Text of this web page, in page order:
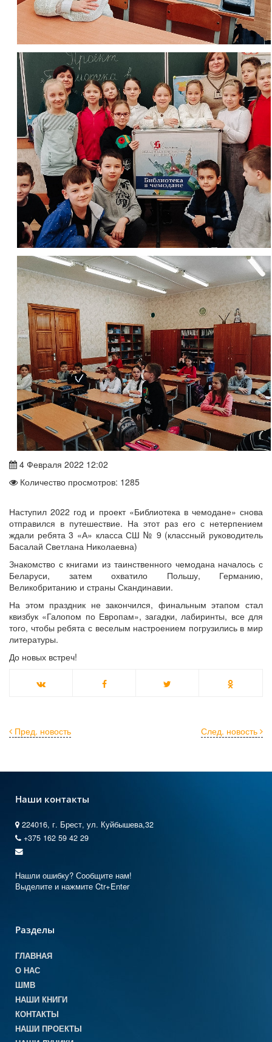
4 Февраля 2022 12:02
Количество просмотров: 1285
Наступил 2022 год и проект «Библиотека в чемодане» снова
отправился в путешествие. На этот раз его с нетерпением
ждали ребята 3 «А» класса СШ № 9 (классный руководитель
Басалай Светлана Николаевна)
Знакомство с книгами из таинственного чемодана началось с
Беларуси, затем охватило Польшу, Германию,
Великобританию и страны Скандинавии.
На этом праздник не закончился, финальным этапом стал
квизбук «Галопом по Европам», загадки, лабиринты, все для
того, чтобы ребята с веселым настроением погрузились в мир
литературы.
До новых встреч!
След. новость
Пред. новость
Наши контакты
224016, г. Брест, ул. Куйбышева,32
+375 162 59 42 29
Нашли ошибку? Сообщите нам!
Выделите и нажмите Ctr+Enter
Разделы
ГЛАВНАЯ
О НАС
ШМВ
НАШИ КНИГИ
КОНТАКТЫ
НАШИ ПРОЕКТЫ